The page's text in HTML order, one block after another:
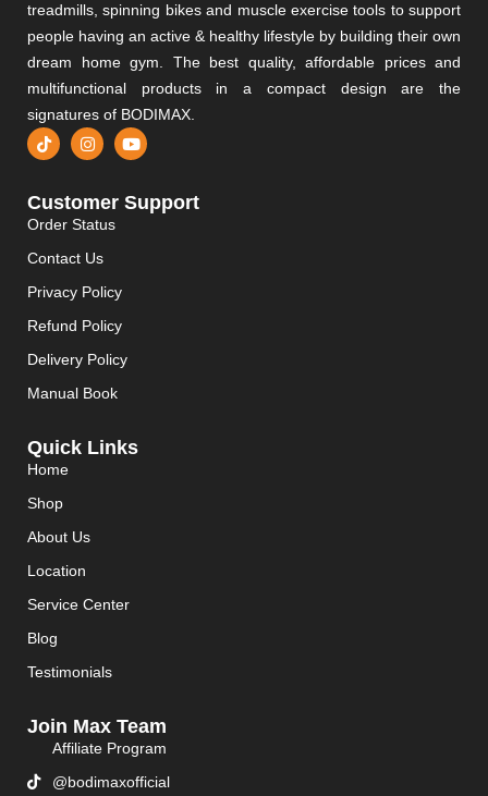
treadmills, spinning bikes and muscle exercise tools to support
people having an active & healthy lifestyle by building their own
dream home gym. The best quality, affordable prices and
multifunctional products in a compact design are the
signatures of BODIMAX.
Customer Support
Order Status
Contact Us
Privacy Policy
Refund Policy
Delivery Policy
Manual Book
Quick Links
Home
Shop
About Us
Location
Service Center
Blog
Testimonials
Join Max Team
Affiliate Program
@bodimaxofficial